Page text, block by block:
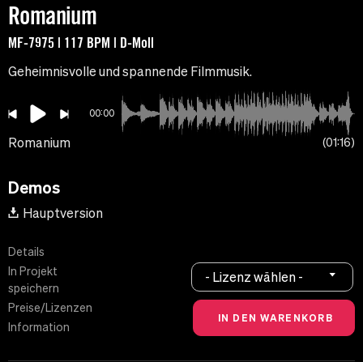
Romanium
MF-7975 | 117 BPM | D-Moll
Geheimnisvolle und spannende Filmmusik.
00:00
Romanium 01:16
Demos
Hauptversion
Details
In Projekt
speichern
Preise/Lizenzen
Information
- Lizenz wählen -